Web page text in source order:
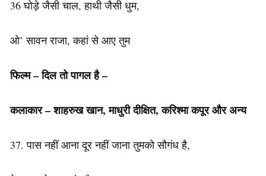
36 घोड़े जैसी चाल, हाथी जैसी धुम,
ओ’ सावन राजा, कहां से आए तुम
फिल्म–दिलतोपागलहै–
कलाकार –शाहरुखखान,माधुरीदीक्षित,करिश्माकपूरऔरअन्य
37. पास नहीं आना दूर नहीं जाना तुमको सौगंध है,